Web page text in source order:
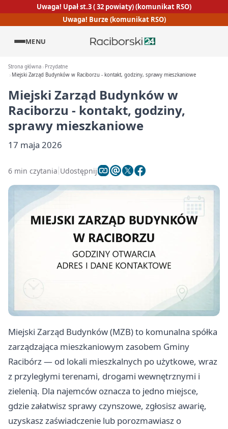
Uwaga! Upał st.3 ( 32 powiaty) (komunikat RSO)
Uwaga! Burze (komunikat RSO)
MENU
Strona główna
Przydatne
Miejski Zarząd Budynków w Raciborzu - kontakt, godziny, sprawy mieszkaniowe
Miejski Zarząd Budynków w
Raciborzu - kontakt, godziny,
sprawy mieszkaniowe
17 maja 2026
6 min czytania Udostępnij
Miejski Zarząd Budynków (MZB) to komunalna spółka
zarządzająca mieszkaniowym zasobem Gminy
Racibórz — od lokali mieszkalnych po użytkowe, wraz
z przyległymi terenami, drogami wewnętrznymi i
zielenią. Dla najemców oznacza to jedno miejsce,
gdzie załatwisz sprawy czynszowe, zgłosisz awarię,
uzyskasz zaświadczenie lub porozmawiasz o